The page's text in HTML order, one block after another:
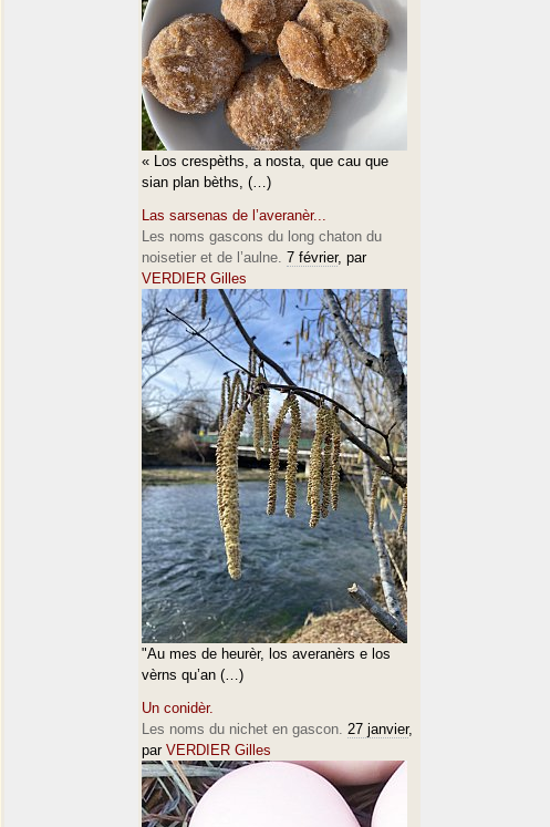
« Los crespèths, a nosta, que cau que
sian plan bèths, (…)
Las sarsenas de l’averanèr...
Les noms gascons du long chaton du
noisetier et de l’aulne. 7 février, par
VERDIER Gilles
"Au mes de heurèr, los averanèrs e los
vèrns qu’an (…)
Un conidèr.
Les noms du nichet en gascon. 27 janvier,
par VERDIER Gilles